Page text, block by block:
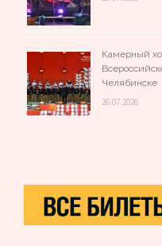
Камерный
Челябинске
26.07.2026